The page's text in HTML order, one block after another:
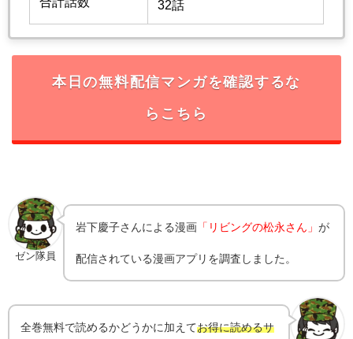
32話
本日の無料配信マンガを確認するな
らこちら
ゼン隊員
岩下慶子さんによる漫画 「リビングの松永さん」が
配信されている漫画アプリを調査しました。
全巻無料で読めるかどうかに加えてお得に読めるサ